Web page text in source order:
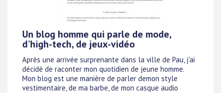
Un blog homme qui parle de mode,
d'high-tech, de jeux-vidéo
Après une arrivée surprenante dans la ville de Pau, j'ai
décidé de raconter mon quotidien de jeune homme.
Mon blog est une manière de parler demon style
vestimentaire, de ma barbe, de mon casque audio